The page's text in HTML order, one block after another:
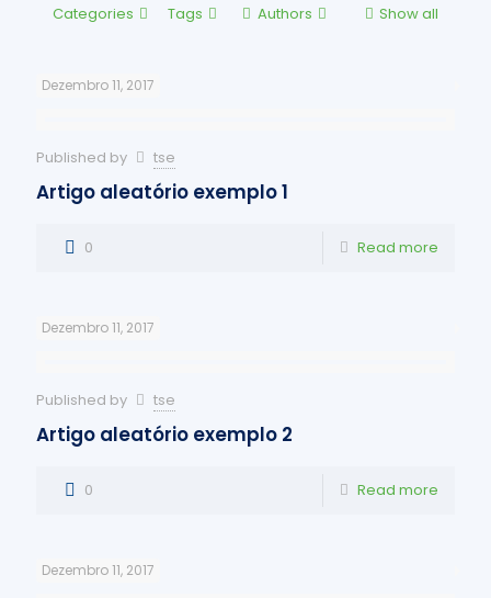
Categories Tags Authors Show all
Dezembro 11, 2017
Published by tse
Artigo aleatório exemplo 1
0 Read more
Dezembro 11, 2017
Published by tse
Artigo aleatório exemplo 2
0 Read more
Dezembro 11, 2017